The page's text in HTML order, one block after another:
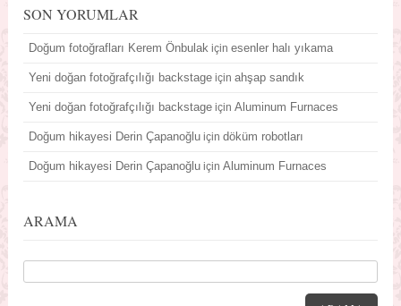
SON YORUMLAR
Doğum fotoğrafları Kerem Önbulak içinesenler halı yıkama
Yeni doğan fotoğrafçılığı backstage içinahşap sandık
Yeni doğan fotoğrafçılığı backstage içinAluminum Furnaces
Doğum hikayesi Derin Çapanoğlu içindöküm robotları
Doğum hikayesi Derin Çapanoğlu içinAluminum Furnaces
ARAMA